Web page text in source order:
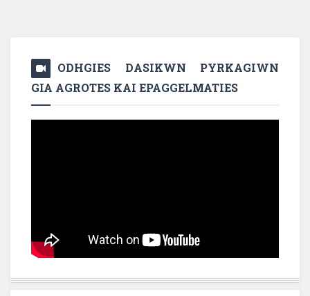
ODHGIES DASIKWN PYRKAGIWN
GIA AGROTES KAI EPAGGELMATIES